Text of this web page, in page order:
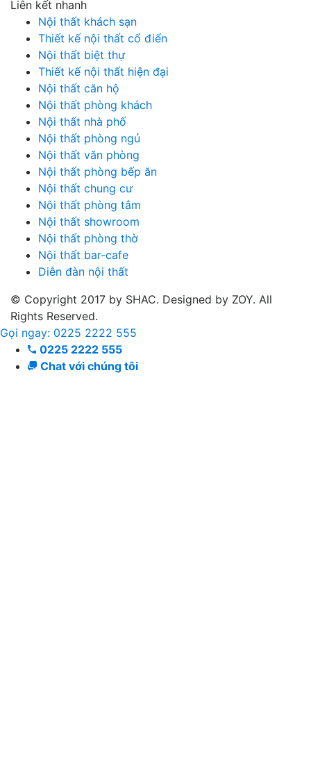
Liên kết nhanh
Nội thất khách sạn
Thiết kế nội thất cổ điển
Nội thất biệt thự
Thiết kế nội thất hiện đại
Nội thất căn hộ
Nội thất phòng khách
Nội thất nhà phố
Nội thất phòng ngủ
Nội thất văn phòng
Nội thất phòng bếp ăn
Nội thất chung cư
Nội thất phòng tắm
Nội thất showroom
Nội thất phòng thờ
Nội thất bar-cafe
Diễn đàn nội thất
© Copyright 2017 by SHAC. Designed by ZOY. All
Rights Reserved.
Gọi ngay: 0225 2222 555
0225 2222 555
Chat với chúng tôi